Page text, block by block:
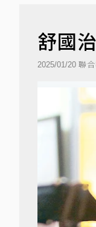
舒國
2025/01/20 聯